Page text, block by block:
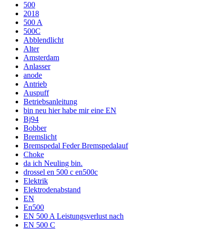
500
2018
500 A
500C
Abblendlicht
Alter
Amsterdam
Anlasser
anode
Antrieb
Auspuff
Betriebsanleitung
bin neu hier habe mir eine EN
Bj94
Bobber
Bremslicht
Bremspedal Feder Bremspedalauf
Choke
da ich Neuling bin.
drossel en 500 c en500c
Elektrik
Elektrodenabstand
EN
En500
EN 500 A Leistungsverlust nach
EN 500 C